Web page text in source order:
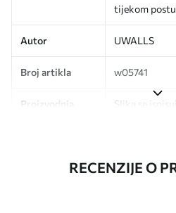
tijekom
Autor UWALLS
Broj artikla w05741
Proizvodnja
Slika se
Možete
RECENZIJE O